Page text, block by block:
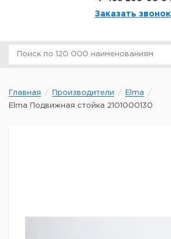
Заказать звонок
Главная Производители
Elma
Elma Подвижная стойка 2101000130